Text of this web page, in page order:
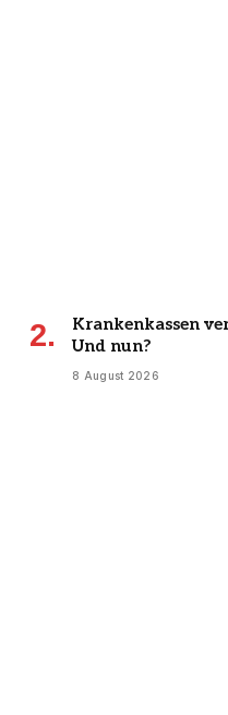
Krankenkassen
Und nun?
8 August 2026